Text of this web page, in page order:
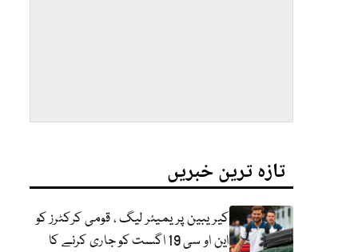
تازہ ترین خبریں
کیریبین پریمیئر لیگ ، قومی کرکٹرز کو
این او سی 19 اگست کو جاری کرنے کا